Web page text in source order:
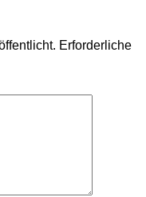
Erforderliche